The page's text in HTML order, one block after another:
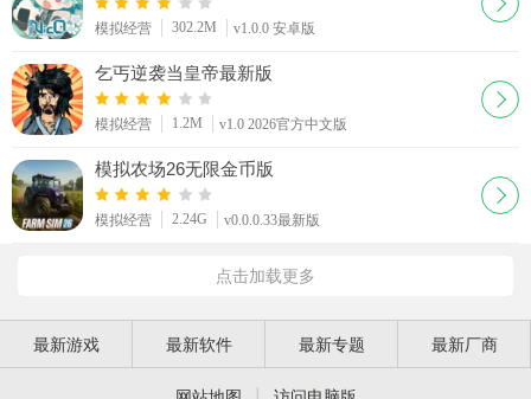
模拟经营 302.2M v1.0.0 安卓版
乞丐逆袭当皇帝最新版
模拟经营 1.2M v1.0 2026官方中文版
模拟农场26无限金币版
模拟经营 2.24G v0.0.0.33最新版
点击加载更多
最新游戏 最新软件 最新专题 最新厂商